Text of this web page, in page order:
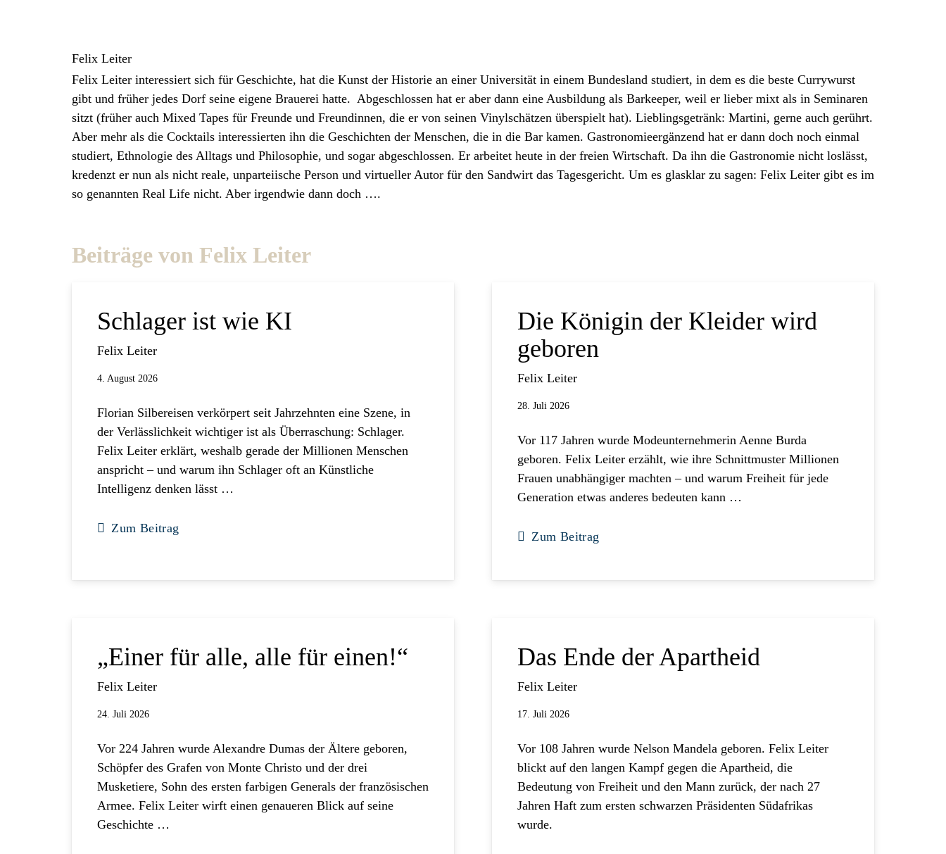
Felix Leiter
Felix Leiter interessiert sich für Geschichte, hat die Kunst der Historie an einer Universität in einem Bundesland studiert, in dem es die beste Currywurst
gibt und früher jedes Dorf seine eigene Brauerei hatte. Abgeschlossen hat er aber dann eine Ausbildung als Barkeeper, weil er lieber mixt als in Seminaren
sitzt (früher auch Mixed Tapes für Freunde und Freundinnen, die er von seinen Vinylschätzen überspielt hat). Lieblingsgetränk: Martini, gerne auch gerührt.
Aber mehr als die Cocktails interessierten ihn die Geschichten der Menschen, die in die Bar kamen. Gastronomieergänzend hat er dann doch noch einmal
studiert, Ethnologie des Alltags und Philosophie, und sogar abgeschlossen. Er arbeitet heute in der freien Wirtschaft. Da ihn die Gastronomie nicht loslässt,
kredenzt er nun als nicht reale, unparteiische Person und virtueller Autor für den Sandwirt das Tagesgericht. Um es glasklar zu sagen: Felix Leiter gibt es im
so genannten Real Life nicht. Aber irgendwie dann doch ….
Beiträge von Felix Leiter
Schlager ist wie KI
Felix Leiter
4. August 2026
Florian Silbereisen verkörpert seit Jahrzehnten eine Szene, in
der Verlässlichkeit wichtiger ist als Überraschung: Schlager.
Felix Leiter erklärt, weshalb gerade der Millionen Menschen
anspricht – und warum ihn Schlager oft an Künstliche
Intelligenz denken lässt …
Zum Beitrag
Die Königin der Kleider wird
geboren
Felix Leiter
28. Juli 2026
Vor 117 Jahren wurde Modeunternehmerin Aenne Burda
geboren. Felix Leiter erzählt, wie ihre Schnittmuster Millionen
Frauen unabhängiger machten – und warum Freiheit für jede
Generation etwas anderes bedeuten kann …
Zum Beitrag
„Einer für alle, alle für einen!“
Felix Leiter
24. Juli 2026
Vor 224 Jahren wurde Alexandre Dumas der Ältere geboren,
Schöpfer des Grafen von Monte Christo und der drei
Musketiere, Sohn des ersten farbigen Generals der französischen
Armee. Felix Leiter wirft einen genaueren Blick auf seine
Geschichte …
Das Ende der Apartheid
Felix Leiter
17. Juli 2026
Vor 108 Jahren wurde Nelson Mandela geboren. Felix Leiter
blickt auf den langen Kampf gegen die Apartheid, die
Bedeutung von Freiheit und den Mann zurück, der nach 27
Jahren Haft zum ersten schwarzen Präsidenten Südafrikas
wurde.